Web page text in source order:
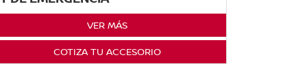
VER MÁS
COTIZA TU ACCESORIO